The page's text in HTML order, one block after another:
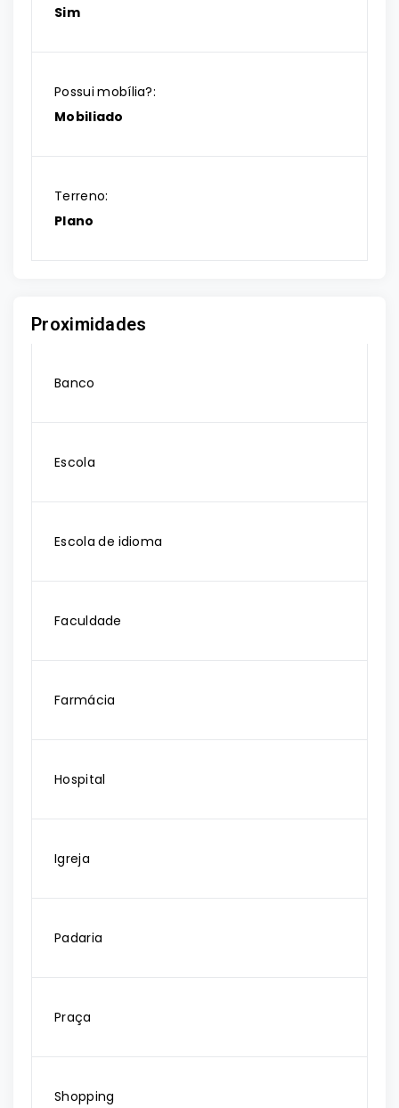
Sim
Possui mobília?:
Mobiliado
Terreno:
Plano
Proximidades
Banco
Escola
Escola de idioma
Faculdade
Farmácia
Hospital
Igreja
Padaria
Praça
Shopping